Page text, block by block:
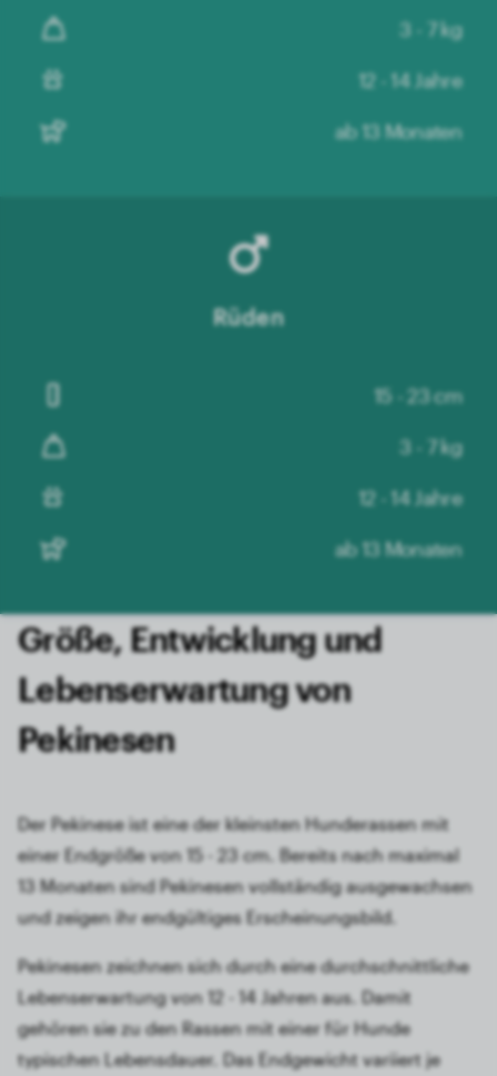
3 - 7 kg
12 - 14 Jahre
ab 13 Monaten
Rüden
15 - 23 cm
3 - 7 kg
12 - 14 Jahre
ab 13 Monaten
Größe, Entwicklung und
Lebens­erwartung von
Pekinesen
Der Pekinese ist eine der kleinsten Hunderassen mit
einer Endgröße von 15 - 23 cm. Bereits nach maximal
13 Monaten sind Pekinesen vollständig ausgewachsen
und zeigen ihr endgültiges Erscheinungsbild.
Pekinesen zeichnen sich durch eine durchschnittliche
Lebenserwartung von 12 - 14 Jahren aus. Damit
gehören sie zu den Rassen mit einer für Hunde
typischen Lebensdauer. Das Endgewicht variiert je